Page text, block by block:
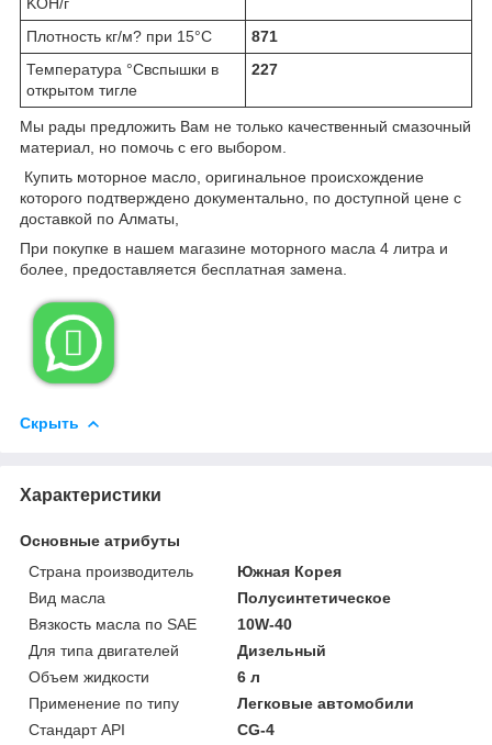
Плотность кг/м? при 15°C
871
Температура °Cвспышки в
открытом тигле
227
Мы рады предложить Вам не только качественный смазочный
материал, но помочь с его выбором.
Купить моторное масло, оригинальное происхождение
которого подтверждено документально, по доступной цене с
доставкой по Алматы,
При покупке в нашем магазине моторного масла 4 литра и
более, предоставляется бесплатная замена.

Скрыть
Характеристики
Основные атрибуты
Страна производитель
Южная Корея
Вид масла
Полусинтетическое
Вязкость масла по SAE
10W-40
Для типа двигателей
Дизельный
Объем жидкости
6 л
Применение по типу
Легковые автомобили
Стандарт API
CG-4